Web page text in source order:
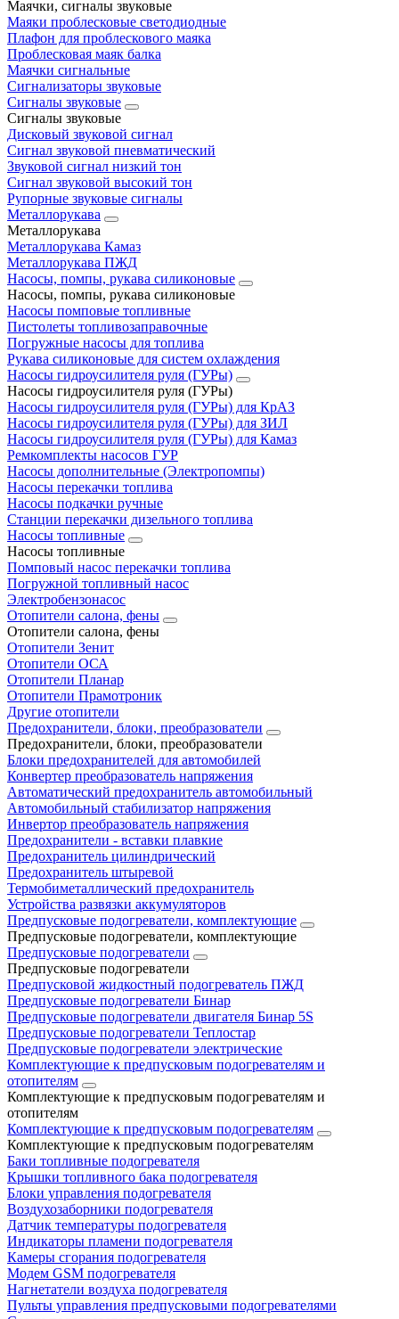
Маячки, сигналы звуковые
Маяки проблесковые светодиодные
Плафон для проблескового маяка
Проблесковая маяк балка
Маячки сигнальные
Сигнализаторы звуковые
Сигналы звуковые
Сигналы звуковые
Дисковый звуковой сигнал
Сигнал звуковой пневматический
Звуковой сигнал низкий тон
Сигнал звуковой высокий тон
Рупорные звуковые сигналы
Металлорукава
Металлорукава
Металлорукава Камаз
Металлорукава ПЖД
Насосы, помпы, рукава силиконовые
Насосы, помпы, рукава силиконовые
Насосы помповые топливные
Пистолеты топливозаправочные
Погружные насосы для топлива
Рукава силиконовые для систем охлаждения
Насосы гидроусилителя руля (ГУРы)
Насосы гидроусилителя руля (ГУРы)
Насосы гидроусилителя руля (ГУРы) для КрАЗ
Насосы гидроусилителя руля (ГУРы) для ЗИЛ
Насосы гидроусилителя руля (ГУРы) для Камаз
Ремкомплекты насосов ГУР
Насосы дополнительные (Электропомпы)
Насосы перекачки топлива
Насосы подкачки ручные
Станции перекачки дизельного топлива
Насосы топливные
Насосы топливные
Помповый насос перекачки топлива
Погружной топливный насос
Электробензонасос
Отопители салона, фены
Отопители салона, фены
Отопители Зенит
Отопители ОСА
Отопители Планар
Отопители Прамотроник
Другие отопители
Предохранители, блоки, преобразователи
Предохранители, блоки, преобразователи
Блоки предохранителей для автомобилей
Конвертер преобразователь напряжения
Автоматический предохранитель автомобильный
Автомобильный стабилизатор напряжения
Инвертор преобразователь напряжения
Предохранители - вставки плавкие
Предохранитель цилиндрический
Предохранитель штыревой
Термобиметаллический предохранитель
Устройства развязки аккумуляторов
Предпусковые подогреватели, комплектующие
Предпусковые подогреватели, комплектующие
Предпусковые подогреватели
Предпусковые подогреватели
Предпусковой жидкостный подогреватель ПЖД
Предпусковые подогреватели Бинар
Предпусковые подогреватели двигателя Бинар 5S
Предпусковые подогреватели Теплостар
Предпусковые подогреватели электрические
Комплектующие к предпусковым подогревателям и
отопителям
Комплектующие к предпусковым подогревателям и
отопителям
Комплектующие к предпусковым подогревателям
Комплектующие к предпусковым подогревателям
Баки топливные подогревателя
Крышки топливного бака подогревателя
Блоки управления подогревателя
Воздухозаборники подогревателя
Датчик температуры подогревателя
Индикаторы пламени подогревателя
Камеры сгорания подогревателя
Модем GSM подогревателя
Нагнетатели воздуха подогревателя
Пульты управления предпусковыми подогревателями